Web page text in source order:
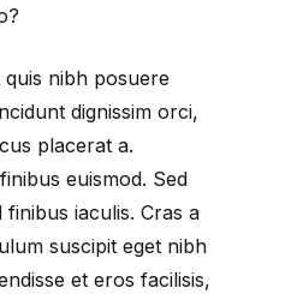
nibh posuere
dignissim orci,
placerat a.
euismod. Sed
iaculis. Cras a
suscipit eget nibh
et eros facilisis,